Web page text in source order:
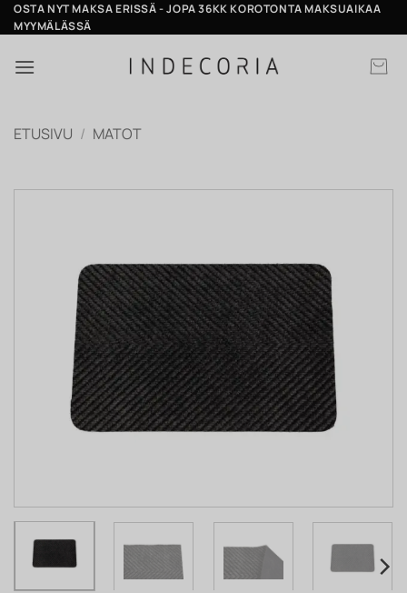
Skip
to
OSTA NYT MAKSA ERISSÄ - JOPA 36KK KOROTONTA MAKSUAIKAA
MYYMÄLÄSSÄ
ETUSIVU / MATOT